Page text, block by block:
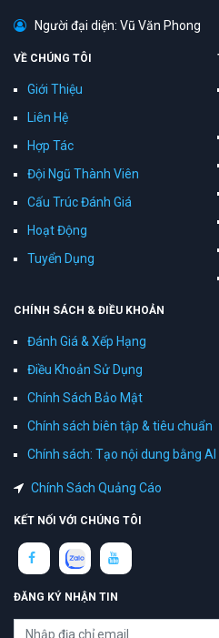
Người đại diện: Vũ Văn Phong
VỀ CHÚNG TÔI
Giới Thiệu
Liên Hệ
Hợp Tác
Đội Ngũ Thành Viên
Cấu Trúc Đánh Giá
Hoạt Động
Tuyển Dụng
CHÍNH SÁCH & ĐIỀU KHOẢN
Đánh Giá & Xếp Hạng
Điều Khoản Sử Dụng
Chính Sách Bảo Mật
Chính sách biên tập & tiêu chuẩn
Chính sách: Tạo nội dung bằng
Chính Sách Quảng Cáo
KẾT NỐI VỚI CHÚNG TÔI
ĐĂNG KÝ NHẬN TIN